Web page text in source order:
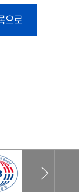
으로